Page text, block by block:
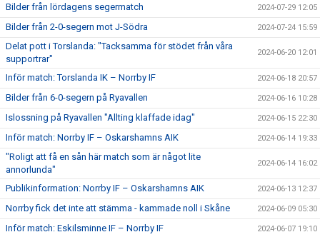
Bilder från lördagens segermatch 2024-07-29 12:05
Bilder från 2-0-segern mot J-Södra 2024-07-24 15:59
Delat pott i Torslanda: "Tacksamma för stödet från våra
supportrar"
2024-06-20 12:01
Inför match: Torslanda IK – Norrby IF 2024-06-18 20:57
Bilder från 6-0-segern på Ryavallen 2024-06-16 10:28
Islossning på Ryavallen "Allting klaffade idag" 2024-06-15 22:30
Inför match: Norrby IF – Oskarshamns AIK 2024-06-14 19:33
"Roligt att få en sån här match som är något lite
annorlunda"
2024-06-14 16:02
Publikinformation: Norrby IF – Oskarshamns AIK 2024-06-13 12:37
Norrby fick det inte att stämma - kammade noll i Skåne 2024-06-09 05:30
Inför match: Eskilsminne IF – Norrby IF 2024-06-07 19:10